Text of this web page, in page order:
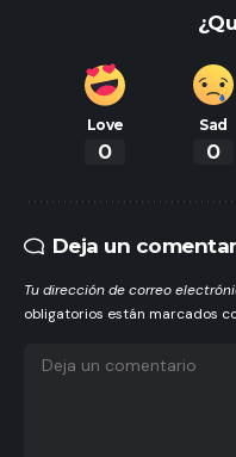
Love
0
Sad
0
Deja un
Tu dirección de correo
obligatorios están marcados